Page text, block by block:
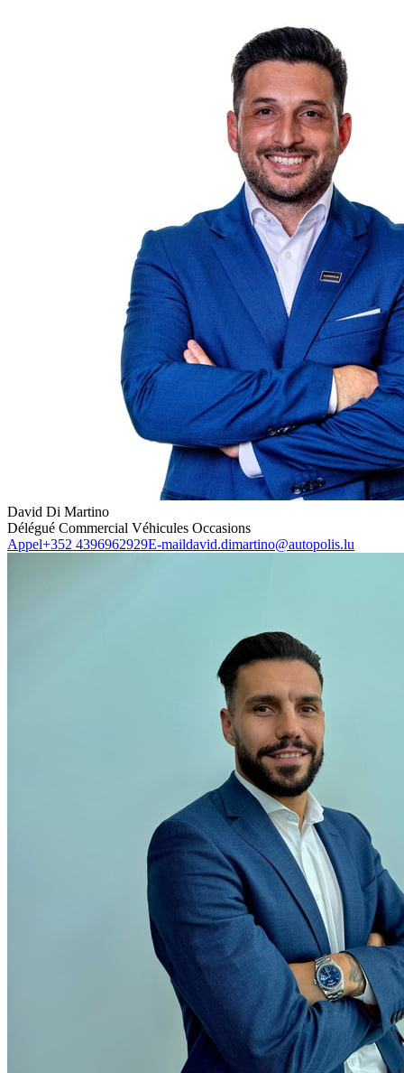
David Di Martino
Délégué Commercial Véhicules Occasions
Appel+352 4396962929E-maildavid.dimartino@autopolis.lu